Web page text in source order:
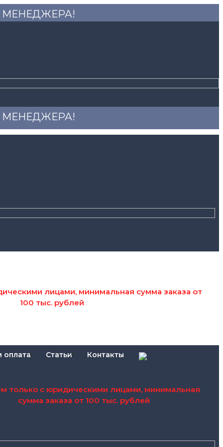
МЕНЕДЖЕРА!
МЕНЕДЖЕРА!
лицами, минимальная сумма заказа от
100 тыс. рублей
оплата Статьи Контакты
только с юридическими лицами, минимальная
сумма заказа от 100 тыс. рублей